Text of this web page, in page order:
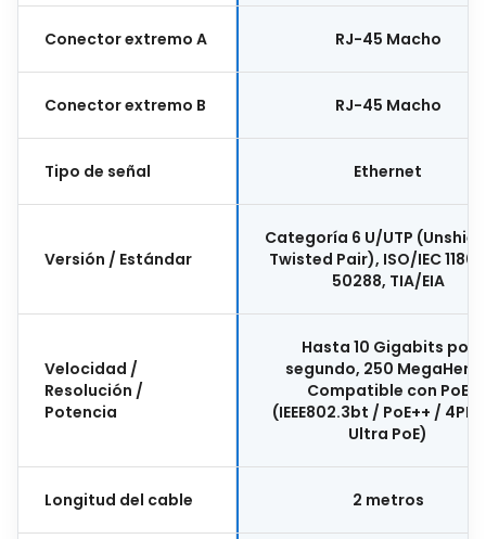
Conector extremo A RJ-45 Macho
Conector extremo B RJ-45 Macho
Tipo de señal Ethernet
Versión / Estándar
Categoría 6 U/UTP
Twisted Pair), ISO/IEC 11801,
50288, TIA/EIA
Velocidad /
Resolución /
Potencia
Hasta 10 Gigabits por
segundo, 250
Compatible con PoE
(IEEE802.3bt / PoE++ /
Ultra PoE)
Longitud del cable 2 metros